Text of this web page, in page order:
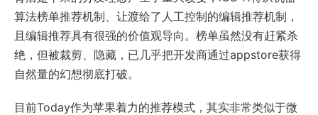
算法榜单推荐机制、让渡给了人工控制的编辑推荐机制，
且编辑推荐具有很强的价值观导向。榜单虽然没有赶紧杀
绝，但被裁剪、隐藏，已几乎把开发商通过appstore获得
自然量的幻想彻底打破。
目前Today作为苹果着力的推荐模式，其实非常类似于微